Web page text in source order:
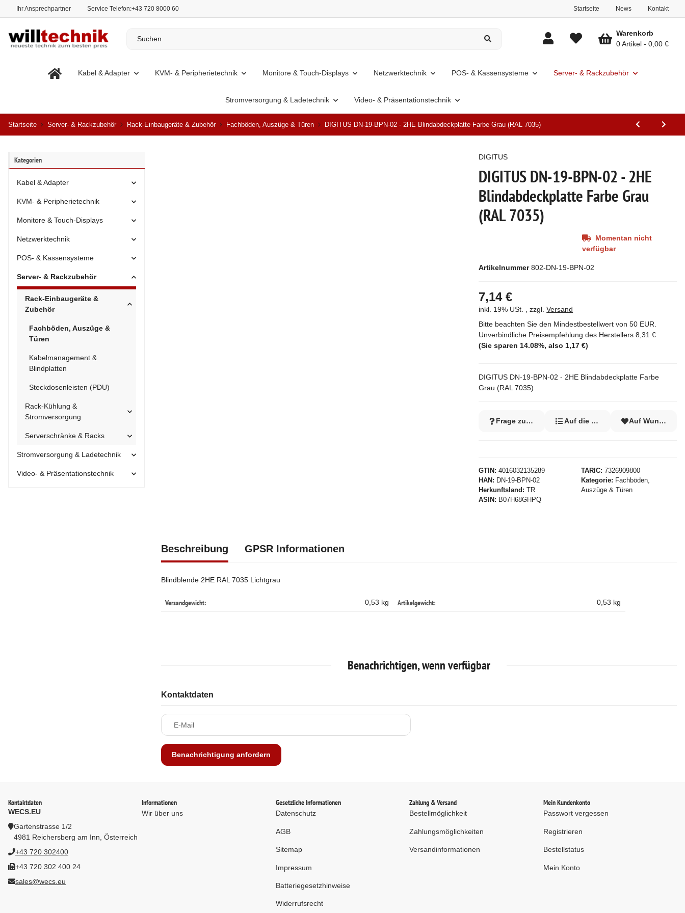
Ihr Ansprechpartner Service Telefon:+43 720 8000 60 Startseite News Kontakt
Kabel & Adapter KVM- & Peripherietechnik Monitore & Touch-Displays Netzwerktechnik POS- & Kassensysteme Server- & Rackzubehör
Stromversorgung & Ladetechnik Video- & Präsentationstechnik
Warenkorb
0 Artikel
0,00 €
Startseite Server- & Rackzubehör Rack-Einbaugeräte & Zubehör Fachböden, Auszüge & Türen DIGITUS DN-19-BPN-02 - 2HE Blindabdeckplatte Farbe Grau (RAL 7035)
DIGITUS DN-19-BPN-02 - 2HE
Blindabdeckplatte Farbe Grau
(RAL 7035)
Artikelnummer 802-DN-19-BPN-02
GTIN
4016032135289
HAN
DN-19-BPN-02
Herkunftsland
TR
ASIN
B07H68GHPQ
TARIC 7326909800
Kategorie
Fachböden,
Auszüge & Türen
DIGITUS
DIGITUS DN-19-BPN-02 - 2HE Blindabdeckplatte Farbe
Grau (RAL 7035)
7,14 €
inkl. 19% USt. , zzgl.Versand
Bitte beachten Sie den Mindestbestellwert von 50 EUR.
Unverbindliche Preisempfehlung des Herstellers 8,31 €
(Sie sparen 14.08%, also 1,17 €)
Frage zum Artikel Auf die Vergleichsliste
Auf
Momentan nicht
verfügbar
Beschreibung GPSR Informationen
Blindblende 2HE RAL 7035 Lichtgrau
Versandgewicht: 0,53 kg Artikelgewicht: 0,53 kg
Benachrichtigen, wenn verfügbar
Kontaktdaten
E-Mail
Benachrichtigung anfordern
Kategorien
Kabel & Adapter
KVM- & Peripherietechnik
Monitore & Touch-Displays
Netzwerktechnik
POS- & Kassensysteme
Server- & Rackzubehör
Rack-Einbaugeräte &
Zubehör
Fachböden, Auszüge &
Türen
Kabelmanagement &
Blindplatten
Steckdosenleisten (PDU)
Rack-Kühlung &
Stromversorgung
Serverschränke & Racks
Stromversorgung & Ladetechnik
Video- & Präsentationstechnik
Kontaktdaten
WECS.EU
Gartenstrasse 1/2
4981 Reichersberg am Inn, Österreich
+43 720 302400
+43 720 302 400 24
sales@wecs.eu
Informationen
Wir über uns
Gesetzliche Informationen
Datenschutz
AGB
Sitemap
Impressum
Batteriegesetzhinweise
Widerrufsrecht
Zahlung & Versand
Bestellmöglichkeit
Zahlungsmöglichkeiten
Versandinformationen
Mein Kundenkonto
Passwort vergessen
Registrieren
Bestellstatus
Mein Konto